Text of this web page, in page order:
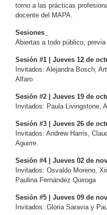
torno a las prácticas
docente del MAPA.
Sesiones_
Abiertas a todo público,
Sesión #1 | Jueves 12 de
Invitados: Alejandra Bosch,
Alfaro
Sesión #2 | Jueves 19 de
Invitados: Paula Livingstone,
Sesión #3 | Jueves 26 de
Invitados: Andrew Harris,
Aguirre.
Sesión #4 | Jueves 02 de
Invitados: Osvaldo Moreno,
Paulina Fernández Quiroga
Sesión #5 | Jueves 09 de
Invitados: Gloria Saravia y